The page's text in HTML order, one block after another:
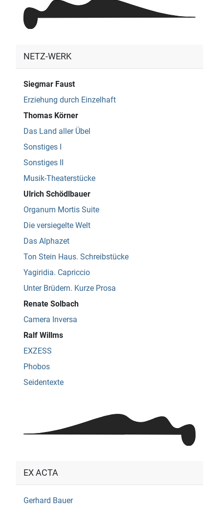
NETZ-WERK
Siegmar Faust
Erziehung durch Einzelhaft
Thomas Körner
Das Land aller Übel
Sonstiges I
Sonstiges II
Musik-Theaterstücke
Ulrich Schödlbauer
Organum Mortis Suite
Die versiegelte Welt
Das Alphazet
Ton Stein Haus. Schreibstücke
Yagiridia. Capriccio
Unter Brüdern. Kurze Prosa
Renate Solbach
Camera Inversa
Ralf Willms
EXZESS
Phobos
Seidentexte
EX ACTA
Gerhard Bauer